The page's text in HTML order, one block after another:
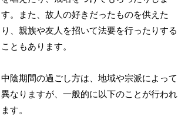
す。また、故人の好きだったものを供えた
り、親族や友人を招いて法要を行ったりする
こともあります。
中陰期間の過ごし方は、地域や宗派によって
異なりますが、一般的に以下のことが行われ
ます。